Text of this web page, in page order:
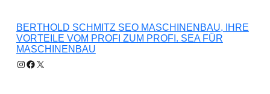
BERTHOLD SCHMITZ SEO MASCHINENBAU, IHRE
VORTEILE VOM PROFI ZUM PROFI. SEA FÜR
MASCHINENBAU
Instagram
Facebook
X